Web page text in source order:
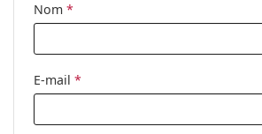
Nom *
E-mail *